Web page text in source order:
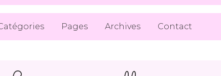
Pages Archives Contact